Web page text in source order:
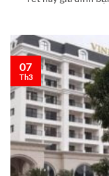
07
Th3